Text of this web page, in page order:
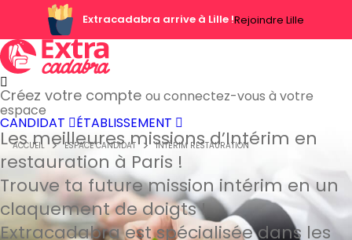
Extracadabra arrive à Lille !Rejoindre Lille
Créez votre compte ou connectez-vous à votre
espace
CANDIDAT ÉTABLISSEMENT
ACCUEIL ESPACE CANDIDAT INTÉRIM RESTAURATION
Les meilleures missions d’Intérim en
restauration à Paris !
Trouve ta future mission intérim en un
claquement de doigts !
Extracadabra est spécialisée dans les